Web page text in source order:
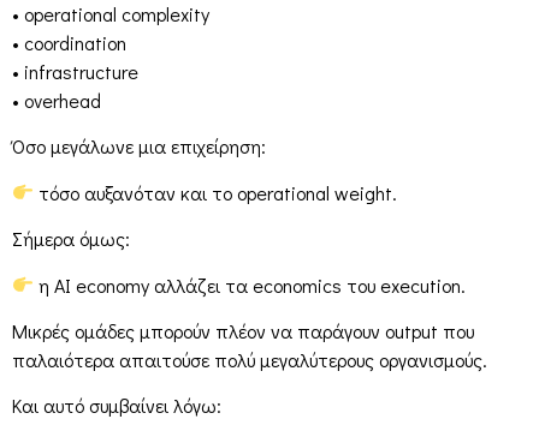
• operational complexity
• coordination
• infrastructure
• overhead
Όσο μεγάλωνε μια επιχείρηση:
τόσο αυξανόταν και το operational weight.
Σήμερα όμως:
η AI economy αλλάζει τα economics του execution.
Μικρές ομάδες μπορούν πλέον να παράγουν output που
παλαιότερα απαιτούσε πολύ μεγαλύτερους οργανισμούς.
Και αυτό συμβαίνει λόγω: